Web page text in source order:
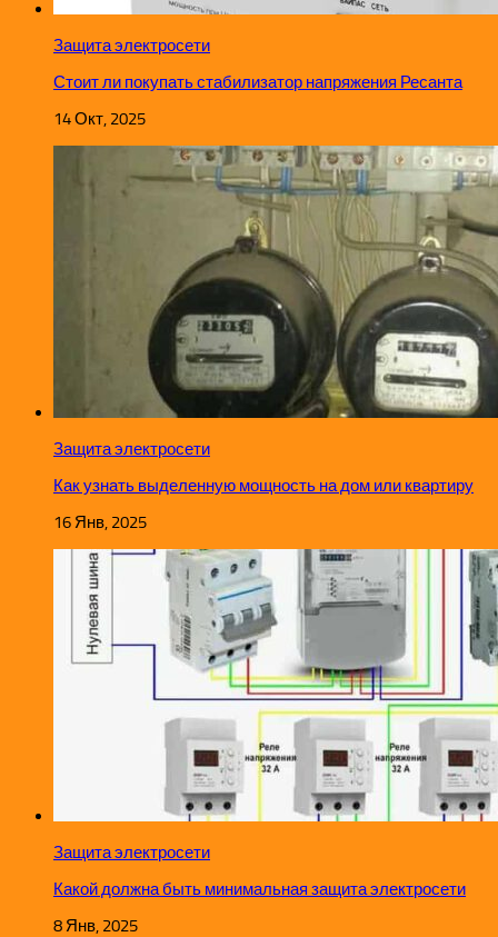
Защита электросети
Стоит ли покупать стабилизатор напряжения Ресанта
14 Окт, 2025
Защита электросети
Как узнать выделенную мощность на дом или квартиру
16 Янв, 2025
Защита электросети
Какой должна быть минимальная защита электросети
8 Янв, 2025